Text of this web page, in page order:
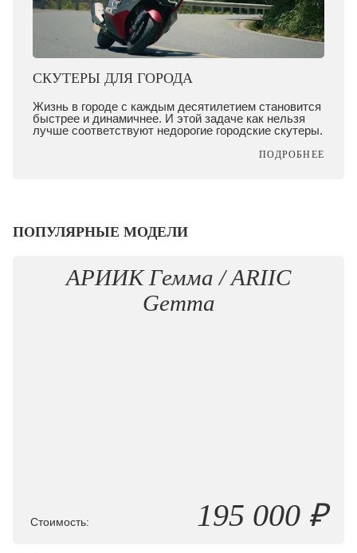
СКУТЕРЫ ДЛЯ ГОРОДА
Жизнь в городе с каждым десятилетием становится
быстрее и динамичнее. И этой задаче как нельзя
лучше соответствуют недорогие городские скутеры.
ПОДРОБНЕЕ
ПОПУЛЯРНЫЕ МОДЕЛИ
АРИИК Гемма / ARIIC
Gemma
Стоимость: 195 000 ₽